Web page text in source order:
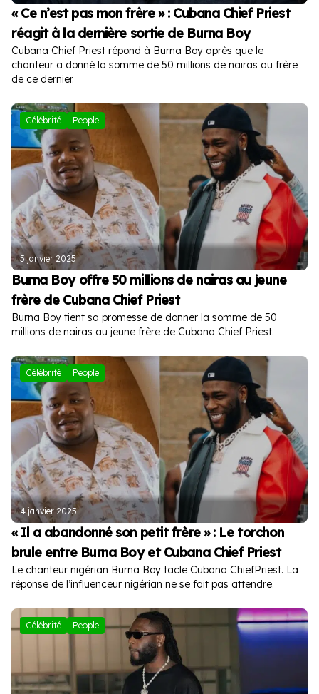
« Ce n’est pas mon frère » : Cubana Chief Priest
réagit à la dernière sortie de Burna Boy
Cubana Chief Priest répond à Burna Boy après que le
chanteur a donné la somme de 50 millions de nairas au frère
de ce dernier.
Célébrité People
5 janvier 2025
Burna Boy offre 50 millions de nairas au jeune
frère de Cubana Chief Priest
Burna Boy tient sa promesse de donner la somme de 50
millions de nairas au jeune frère de Cubana Chief Priest.
Célébrité People
4 janvier 2025
« Il a abandonné son petit frère » : Le torchon
brule entre Burna Boy et Cubana Chief Priest
Le chanteur nigérian Burna Boy tacle Cubana ChiefPriest. La
réponse de l’influenceur nigérian ne se fait pas attendre.
Célébrité People